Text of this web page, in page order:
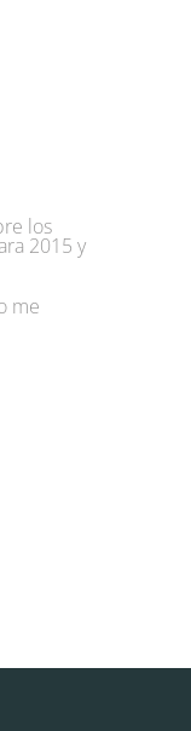
los
2015 y
me